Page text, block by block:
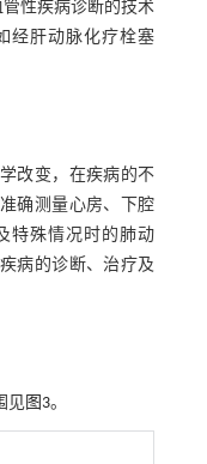
性疾病诊断的技术
经肝动脉化疗栓塞
改变，在疾病的不
确测量心房、下腔
特殊情况时的肺动
病的诊断、治疗及
见图3。